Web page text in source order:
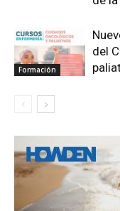
Formación
del